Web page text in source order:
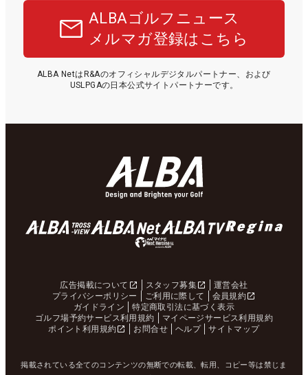
ALBAゴルフニュース
メルマガ登録はこちら
ALBA NetはR&Aのオフィシャルデジタルパートナー、および
USLPGAの日本公式サイトパートナーです。
広告掲載について スタッフ募集
運営会社
プライバシーポリシー
ご利用に際して
会員規約
ガイドライン
特定商取引法に基づく表示
ゴルフ場予約サービス利用規約
マイページサービス利用規約
ポイント利用規約
お問合せ ヘルプ サイトマップ
掲載されている全てのコンテンツの無断での転載、転用、コピー等は禁じま